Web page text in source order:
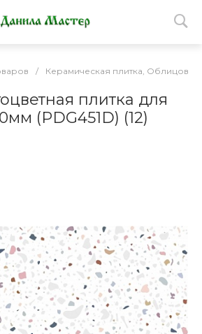
/ Керамическая плитка,
плитка для
(PDG451D) (12)